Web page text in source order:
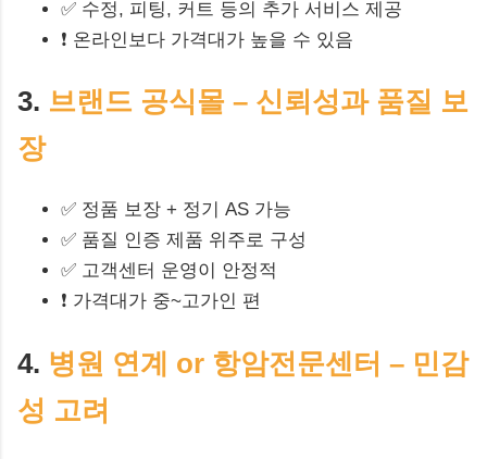
✅ 수정, 피팅, 커트 등의 추가 서비스 제공
❗ 온라인보다 가격대가 높을 수 있음
3. 브랜드 공식몰 – 신뢰성과 품질 보
장
✅ 정품 보장 + 정기 AS 가능
✅ 품질 인증 제품 위주로 구성
✅ 고객센터 운영이 안정적
❗ 가격대가 중~고가인 편
4. 병원 연계 or 항암전문센터 – 민감
성 고려